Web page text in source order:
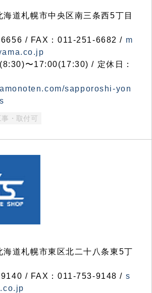
道札幌市中央区南三条西5丁目
/ FAX：011-251-6682 / m
〜17:00(17:30) / 定休日：
sapporoshi-yon
事・取付可
道札幌市東区北二十八条東5丁
/ FAX：011-753-9148 / s